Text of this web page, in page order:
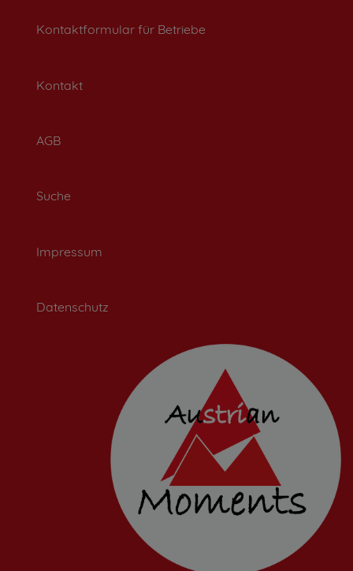
Kontaktformular für Betriebe
Kontakt
AGB
Suche
Impressum
Datenschutz